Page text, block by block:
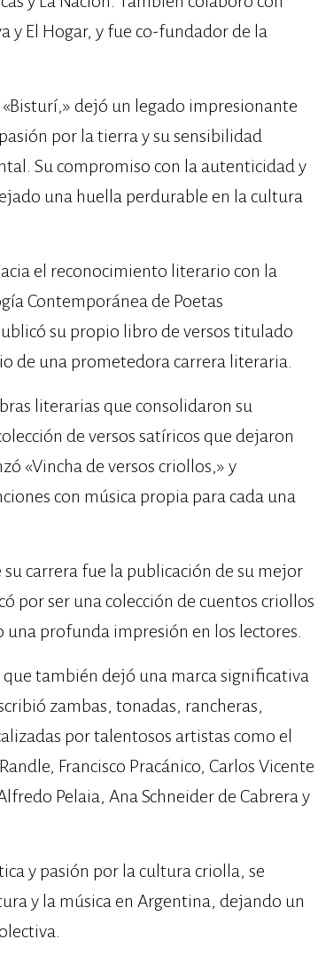
y El Hogar, y fue co-fundador de la
dejó un legado impresionante
por la tierra y su sensibilidad
Su compromiso con la autenticidad y
una huella perdurable en la cultura
el reconocimiento literario con la
Contemporánea de Poetas
su propio libro de versos titulado
de una prometedora carrera literaria.
literarias que consolidaron su
de versos satíricos que dejaron
«Vincha de versos criollos,» y
con música propia para cada una
carrera fue la publicación de su mejor
por ser una colección de cuentos criollos
profunda impresión en los lectores.
también dejó una marca significativa
zambas, tonadas, rancheras,
por talentosos artistas como el
Francisco Pracánico, Carlos Vicente
Pelaia, Ana Schneider de Cabrera y
y pasión por la cultura criolla, se
y la música en Argentina, dejando un